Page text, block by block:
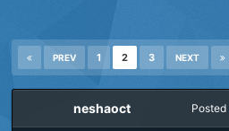
PREV 1 2 3 NEXT
neshaoct Posted